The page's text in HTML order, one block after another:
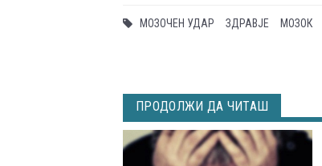
МОЗОЧЕН УДАР ЗДРАВЈЕ МОЗОК
ПРОДОЛЖИ ДА ЧИТАШ